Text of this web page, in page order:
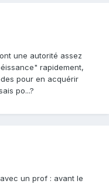
une autorité assez
rapidement,
pour en acquérir
po...?
un prof : avant le